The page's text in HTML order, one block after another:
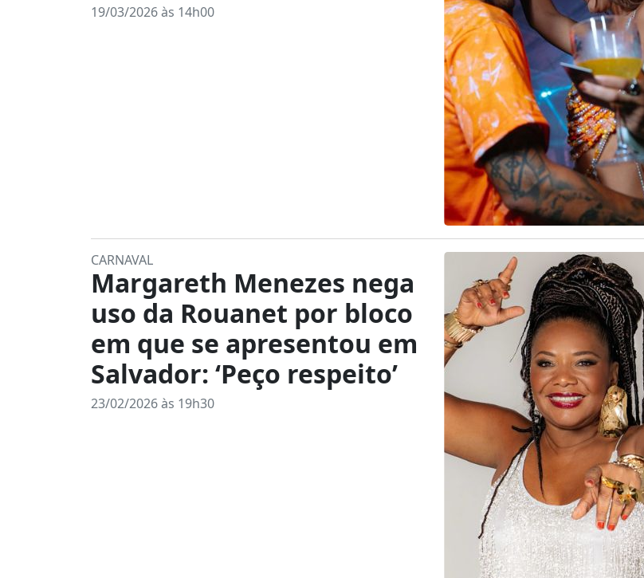
19/03/2026 às 14h00
CARNAVAL
Margareth Menezes nega
uso da Rouanet por bloco
em que se apresentou em
Salvador: ‘Peço respeito’
23/02/2026 às 19h30